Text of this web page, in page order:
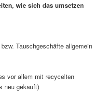
wie sich das umsetzen
Tauschgeschäfte allgemein
vor allem mit recycelten
neu gekauft)